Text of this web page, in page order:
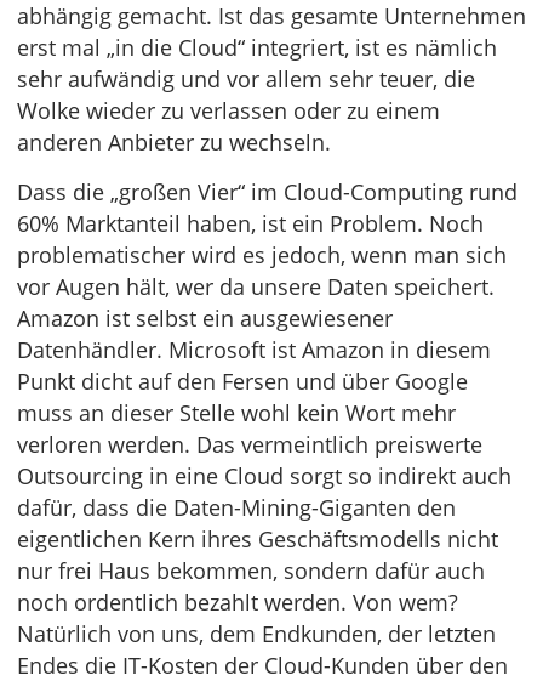
abhängig gemacht. Ist das gesamte Unternehmen
erst mal „in die Cloud“ integriert, ist es nämlich
sehr aufwändig und vor allem sehr teuer, die
Wolke wieder zu verlassen oder zu einem
anderen Anbieter zu wechseln.
Dass die „großen Vier“ im Cloud-Computing rund
60% Marktanteil haben, ist ein Problem. Noch
problematischer wird es jedoch, wenn man sich
vor Augen hält, wer da unsere Daten speichert.
Amazon ist selbst ein ausgewiesener
Datenhändler. Microsoft ist Amazon in diesem
Punkt dicht auf den Fersen und über Google
muss an dieser Stelle wohl kein Wort mehr
verloren werden. Das vermeintlich preiswerte
Outsourcing in eine Cloud sorgt so indirekt auch
dafür, dass die Daten-Mining-Giganten den
eigentlichen Kern ihres Geschäftsmodells nicht
nur frei Haus bekommen, sondern dafür auch
noch ordentlich bezahlt werden. Von wem?
Natürlich von uns, dem Endkunden, der letzten
Endes die IT-Kosten der Cloud-Kunden über den